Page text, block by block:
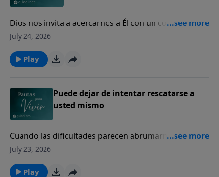
Dios nos invita a acercarnos a Él con un corazón
sincero, incluso en nuestros momentos de mayor
July 24, 2026
Play
Puede dejar de intentar rescatarse a
usted mismo
Cuando las dificultades parecen abrumarnos, Dios
sigue siendo nuestro refugio seguro y nuestra
July 23, 2026
Play